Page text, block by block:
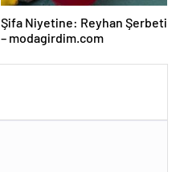
Şifa Niyetine: Reyhan Şerbeti
– modagirdim.com